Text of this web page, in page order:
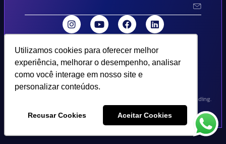
Utilizamos cookies para oferecer melhor
experiência, melhorar o desempenho, analisar
como você interage em nosso site e
personalizar conteúdos.
Recusar Cookies Aceitar Cookies
Utilizamos cookies para oferecer melhor
experiência, melhorar o desempenho, analisar
como você interage em nosso site e
personalizar conteúdos.
Recusar Cookies Aceitar Cookies
© 2024 SIEG Soluções Fiscais Estratégicas. Todos os direitos
reservados | Termos de uso e política de privacidade..
Design por Empória Branding.